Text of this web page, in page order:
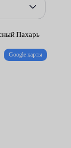
куски
от 3000
цилиндра и
Пахарь
Google карты